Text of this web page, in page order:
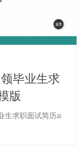
毕业生求
版
生求职面试简历ai